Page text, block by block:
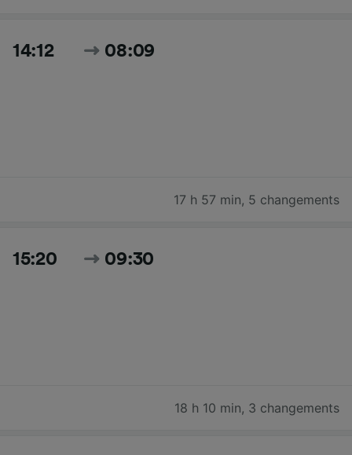
14:12 08:09
17 h 57 min, 5 changements
15:20 09:30
18 h 10 min, 3 changements